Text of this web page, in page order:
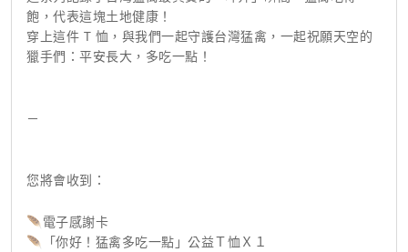
飽，代表這塊土地健康！
穿上這件 T 恤，與我們一起守護台灣猛禽，一起祝願天空的
獵手們：平安長大，多吃一點！
－
您將會收到：
🪶電子感謝卡
🪶「你好！猛禽多吃一點」公益Ｔ恤Ｘ１